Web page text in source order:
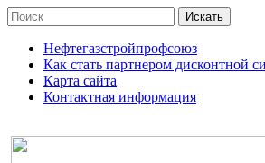
Нефтегазстройпрофсоюз
Как стать партнером дисконтной
Карта сайта
Контактная информация